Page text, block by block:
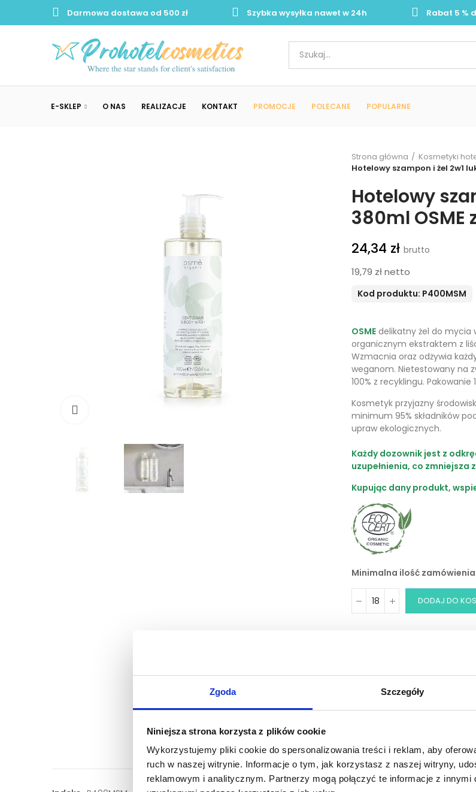
Zgoda Szczegóły
Niniejsza strona korzysta z plików cookie
Wykorzystujemy pliki cookie do spersonalizowania treści i reklam, aby
ruch w naszej witrynie. Informacje o tym, jak korzystasz z naszej witryny,
reklamowym i analitycznym. Partnerzy mogą połączyć te informacje z
Darmowa dostawa od 500 zł Szybka wysyłka nawet w 24h Rabat 5 %
E-SKLEP O NAS REALIZACJE KONTAKT PROMOCJE POLECANE POPULARNE
Strona główna Kosmetyki
Hotelowy szampon i żel 2w1
Hotelowy
380ml OSME
24,34 zł
19,79 zł netto
Kod produktu: P400MSM
OSME delikatny żel do mycia
organicznym ekstraktem z
Wzmacnia oraz odżywia
weganom. Nietestowany na
100% z recyklingu. Pakowanie
Kosmetyk przyjazny
minimum 95% składników
upraw ekologicznych.
Każdy dozownik jest z
uzupełnienia, co
Kupując dany produkt,
Minimalna ilość
DODAJ DO
Szczegóły produktu Tab